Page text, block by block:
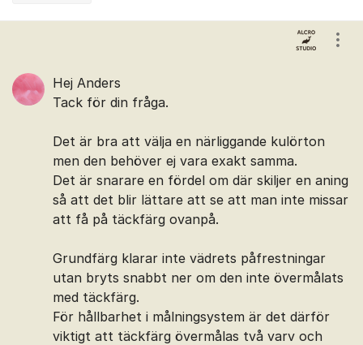
Hej Anders
Tack för din fråga.
Det är bra att välja en närliggande kulörton
men den behöver ej vara exakt samma.
Det är snarare en fördel om där skiljer en aning
så att det blir lättare att se att man inte missar
att få på täckfärg ovanpå.
Grundfärg klarar inte vädrets påfrestningar
utan bryts snabbt ner om den inte övermålats
med täckfärg.
För hållbarhet i målningsystem är det därför
viktigt att täckfärg övermålas två varv och